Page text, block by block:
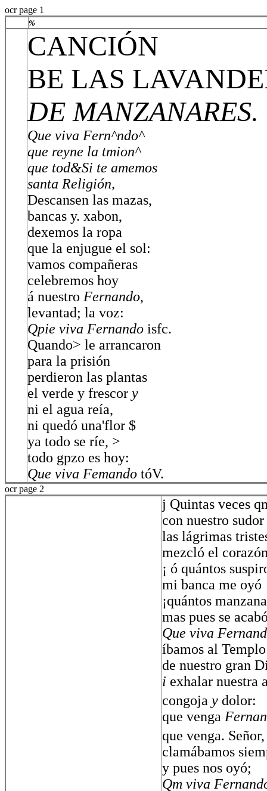
ocr page 1
%
CANCIÓN
BE LAS
DE MANZANARES.
Que viva Fern^ndo^
que reyne la tmion^
que tod&Si te amemos
santa Religión,
Descansen las mazas,
bancas y. xabon,
dexemos la ropa
que la enjugue el sol:
vamos compañeras
celebremos hoy
á nuestro Fernando,
levantad; la voz:
Qpie viva Fernando isfc.
Quando> le arrancaron
para la prisión
perdieron las plantas
el verde y frescor y
ni el agua reía,
ni quedó una'flor $
ya todo se ríe, >
todo gpzo es hoy:
Que viva Femando tóV.
ocr page 2
j Quintas veces
con nuestro sudor
las lágrimas
mezcló el
¡ ó quántos
mi banca me oyó
¡quántos
mas pues se
Que viva
íbamos al Templo
de nuestro gran
i exhalar nuestra
congoja y dolor:
que venga
que venga. Señor,
clamábamos
y pues nos oyó;
Qm viva